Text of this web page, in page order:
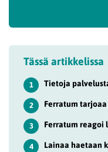
Tässä artikkelissa
1 Tietoja
2 Ferratum
3 Ferratum reagoi
4 Lainaa haetaan